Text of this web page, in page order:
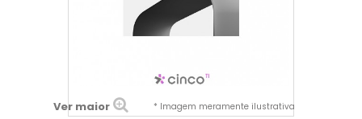
Ver maior * Imagem meramente ilustrativa